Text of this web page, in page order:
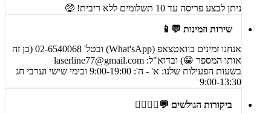
ניתן לבצע פריסה עד 10 תשלומים ללא ריבית! 🤑
שירות וזמינות 💬📱
אנחנו זמינים בוואטצאפ (What'sApp) ובטל' 02-6540068 (כן זה
אותו המספר 😁) ובדוא"ל: laserline77@gmail.com
בשעות הפעילות שלנו: א' - ה': 9:00-19:00 ובימי שישי וערבי חג
9:00-13:30
ביקורות הגולשים 💬🙋‍♀️🙋‍♂️